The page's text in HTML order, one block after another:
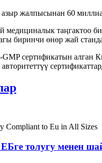
жалпысынан 60
медициналык таңгактоо
биринчи өнөр жай
сертификатын алган
толугу менен